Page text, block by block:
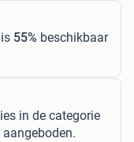
55% beschikbaar
in de categorie